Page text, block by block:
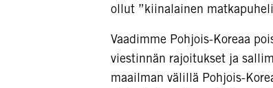
ollut ”kiinalainen
Vaadimme Pohjois-Koreaa
viestinnän rajoitukset ja
maailman välillä Pohjois-